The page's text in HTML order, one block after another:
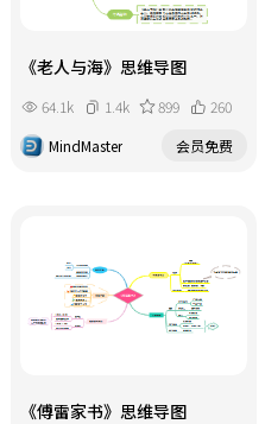
《老人与海》思维导图
64.1k 1.4k 899
260
MindMaster
会员免费
《傅雷家书》思维导图